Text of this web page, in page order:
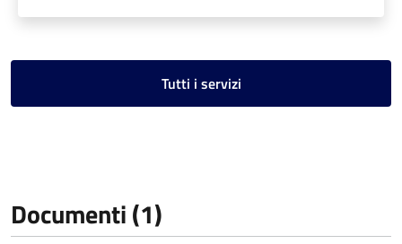
Tutti i servizi
Documenti (1)